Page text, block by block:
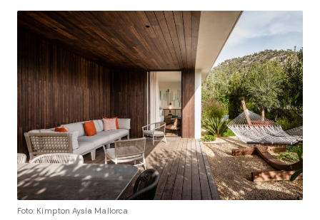
Foto: Kimpton Aysla Mallorca